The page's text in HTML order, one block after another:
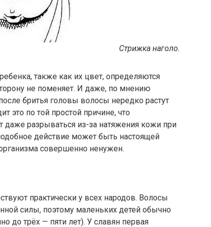
Стрижка наголо.
также как их цвет, определяются
не поменяет. И даже, по мнению
бритья головы волосы нередко растут
это по той простой причине, что
разрываться из-за натяжения кожи при
действие может быть настоящей
совершенно ненужен.
практически у всех народов. Волосы
силы, поэтому маленьких детей обычно
до трёх — пяти лет). У славян первая